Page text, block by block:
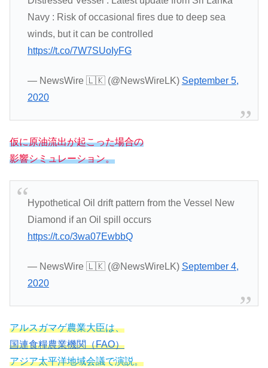
Navy : Risk of occasional fires due to deep sea
winds, but it can be controlled
https://t.co/7W7SUoIyFG
— NewsWire 🇱🇰 (@NewsWireLK) September 5,
2020
仮に原油流出が起こった場合の
影響シミュレーション。
Hypothetical Oil drift pattern from the Vessel New
Diamond if an Oil spill occurs
https://t.co/3wa07EwbbQ
— NewsWire 🇱🇰 (@NewsWireLK) September 4,
2020
アルスガマゲ農業大臣は、
国連食糧農業機関（FAO）
アジア太平洋地域会議で演説。